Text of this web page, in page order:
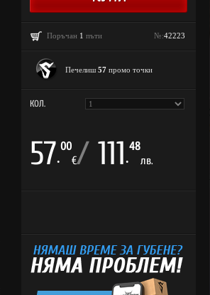
Поръчан 1 пъти №:42223
Печелиш 57 промо точки
КОЛ.
57.
00
€/ 111.
48
лв.